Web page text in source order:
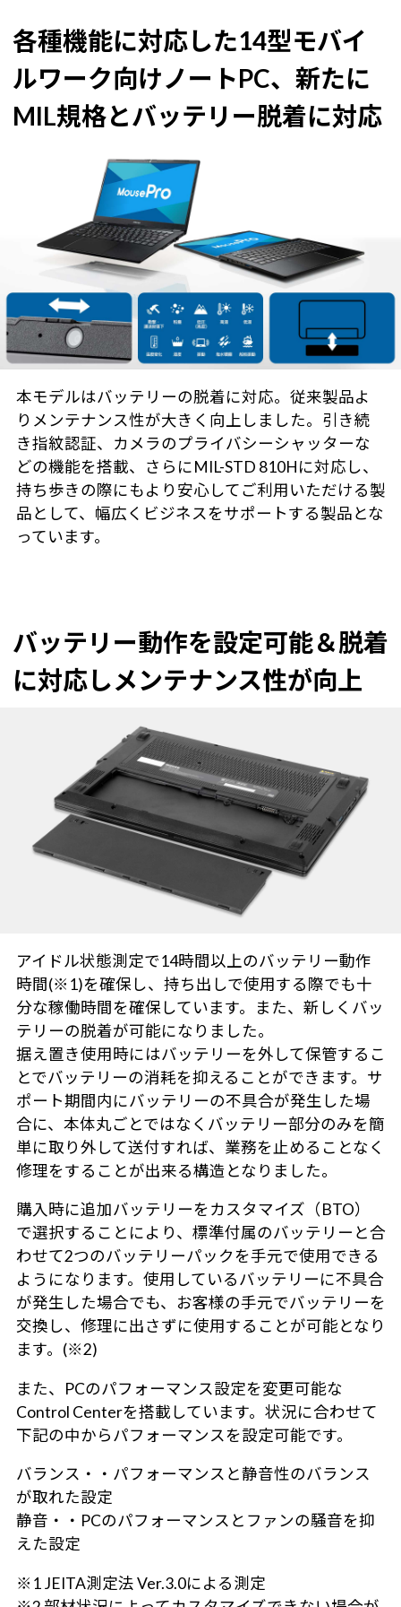
各種機能に対応した14型モバイ
ルワーク向けノートPC、 新たに
MIL規格とバッテリー脱着に対応
本モデルはバッテリーの脱着に対応。従来製品よ
りメンテナンス性が大きく向上しました。引き続
き指紋認証、カメラのプライバシーシャッターな
どの機能を搭載、さらにMIL-STD 810Hに対応し、
持ち歩きの際にもより安心してご利用いただける製
品として、幅広くビジネスをサポートする製品とな
っています。
バッテリー動作を設定可能＆脱着
に対応しメンテナンス性が向上
アイドル状態測定で14時間以上のバッテリー動作
時間(※1)を確保し、持ち出しで使用する際でも十
分な稼働時間を確保しています。また、新しくバッ
テリーの脱着が可能になりました。
据え置き使用時にはバッテリーを外して保管するこ
とでバッテリーの消耗を抑えることができます。サ
ポート期間内にバッテリーの不具合が発生した場
合に、本体丸ごとではなくバッテリー部分のみを簡
単に取り外して送付すれば、業務を止めることなく
修理をすることが出来る構造となりました。
購入時に追加バッテリーをカスタマイズ（BTO）
で選択することにより、標準付属のバッテリーと合
わせて2つのバッテリーパックを手元で使用できる
ようになります。使用しているバッテリーに不具合
が発生した場合でも、お客様の手元でバッテリーを
交換し、修理に出さずに使用することが可能となり
ます。(※2)
また、PCのパフォーマンス設定を変更可能な
Control Centerを搭載しています。状況に合わせて
下記の中からパフォーマンスを設定可能です。
バランス・・パフォーマンスと静音性のバランス
が取れた設定
静音・・PCのパフォーマンスとファンの騒音を抑
えた設定
※1 JEITA測定法 Ver.3.0による測定